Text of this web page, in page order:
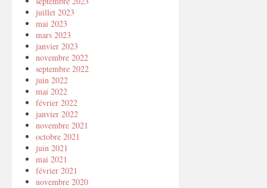
juillet 2023
mai 2023
mars 2023
janvier 2023
novembre 2022
septembre 2022
juin 2022
mai 2022
février 2022
janvier 2022
novembre 2021
octobre 2021
juin 2021
mai 2021
février 2021
novembre 2020